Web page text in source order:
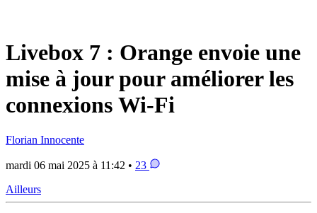
Livebox 7 : Orange envoie une
mise à jour pour améliorer les
connexions Wi-Fi
Florian Innocente
mardi 06 mai 2025 à 11:42 • 23
Ailleurs